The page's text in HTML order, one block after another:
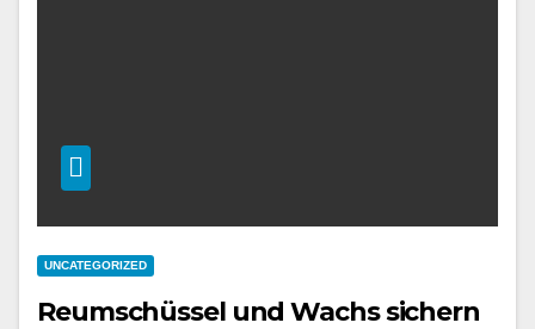
UNCATEGORIZED
Reumschüssel und Wachs sichern